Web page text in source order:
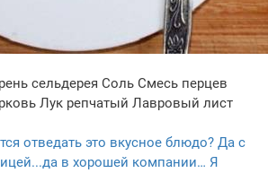
сельдерея Соль Смесь перцев
Лук репчатый Лавровый лист
отведать это вкусное блюдо? Да с
в хорошей компании… Я